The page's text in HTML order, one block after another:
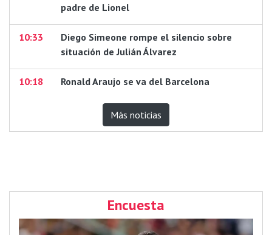
padre de Lionel
10:33
Diego Simeone rompe el silencio sobre
situación de Julián Álvarez
10:18 Ronald Araujo se va del Barcelona
Más noticias
Encuesta